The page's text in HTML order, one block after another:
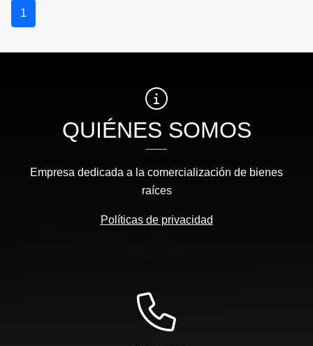
1
QUIÉNES SOMOS
Empresa dedicada a la comercialización de bienes
raíces
Políticas de privacidad